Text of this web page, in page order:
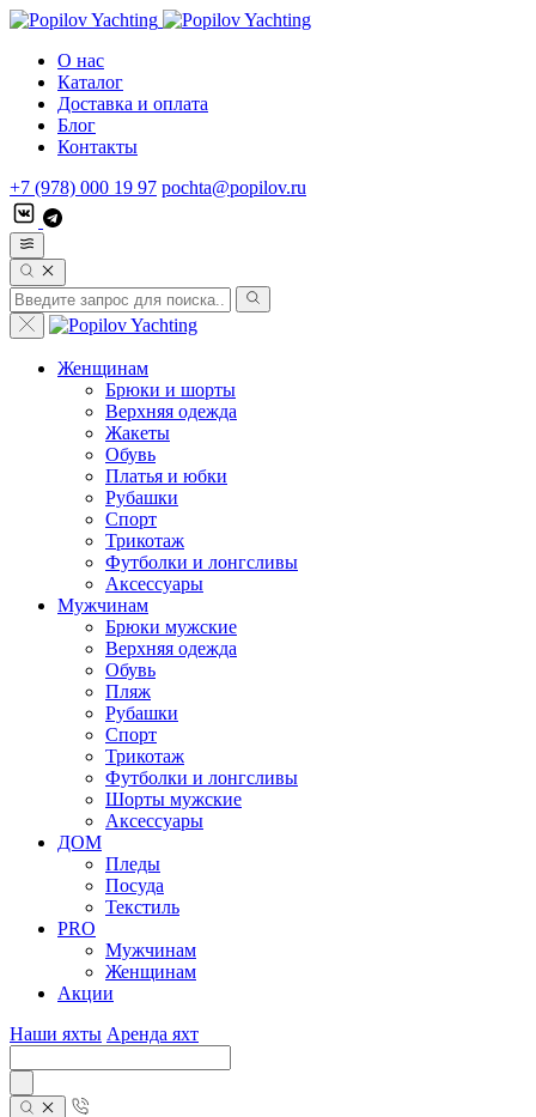
О нас
Каталог
Доставка и оплата
Блог
Контакты
+7 (978) 000 19 97 pochta@popilov.ru
Женщинам
Брюки и шорты
Верхняя одежда
Жакеты
Обувь
Платья и юбки
Рубашки
Спорт
Трикотаж
Футболки и лонгсливы
Аксессуары
Мужчинам
Брюки мужские
Верхняя одежда
Обувь
Пляж
Рубашки
Спорт
Трикотаж
Футболки и лонгсливы
Шорты мужские
Аксессуары
ДОМ
Пледы
Посуда
Текстиль
PRO
Мужчинам
Женщинам
Акции
Наши яхты Аренда яхт